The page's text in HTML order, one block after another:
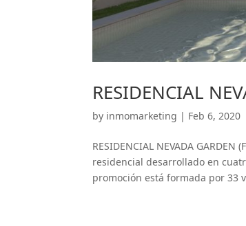
RESIDENCIAL
by inmomarketing | Feb 6, 2020
RESIDENCIAL NEVADA
residencial desarrollado en
promoción está formada por 33